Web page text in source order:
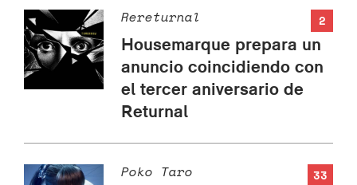
2
Rereturnal
Housemarque prepara un
anuncio coincidiendo con
el tercer aniversario de
Returnal
33
Poko Taro